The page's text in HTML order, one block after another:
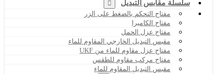
سلسلة مقابس التبديل
مفتاح التحكم بالضغط على الزر
مفتاح الكاميرا
مفتاح عزل الحمل
مقبس التبديل الخارجي المقاوم للماء
مفتاح عزل مقاوم للماء من UKF
مفتاح مركب مقاوم للطقس
مقبس التبديل المقاوم للماء